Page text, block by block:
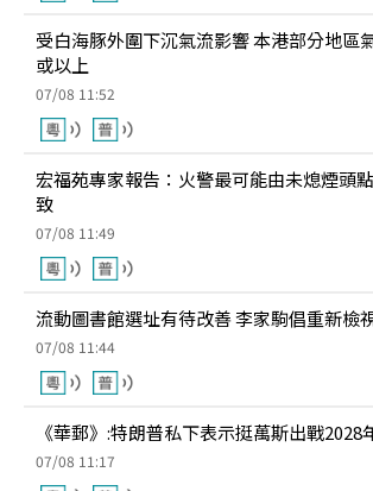
受白海豚外圍下沉氣流影響 本港部分地區
或以上
07/08 11:52
宏福苑專家報告：火警最可能由未熄煙頭
致
07/08 11:49
流動圖書館選址有待改善 李家駒倡重新檢
07/08 11:44
《華郵》:特朗普私下表示挺萬斯出戰2028
07/08 11:17